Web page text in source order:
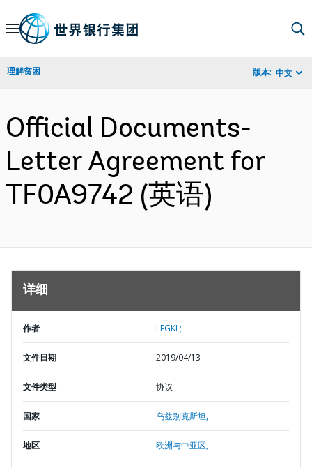
Skip
Navigation
理解贫困 版本: 中文
Official Documents-
Letter Agreement for
TF0A9742 (英语)
详细
作者 LEGKL;
文件日期 2019/04/13
文件类型 协议
国家 乌兹别克斯坦,
地区 欧洲与中亚区,